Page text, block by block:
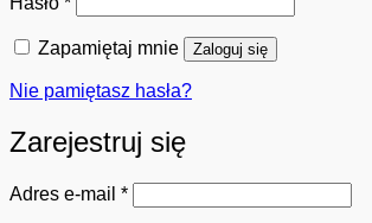
Zapamiętaj mnie Zaloguj się
Nie pamiętasz hasła?
Zarejestruj się
Adres e-mail *Wymagane